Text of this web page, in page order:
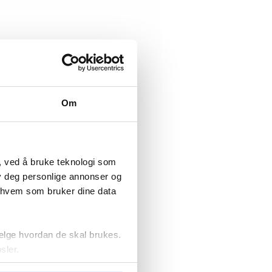
Om
å bruke teknologi som
personlige annonser og
som bruker dine data
hvordan de skal brukes.